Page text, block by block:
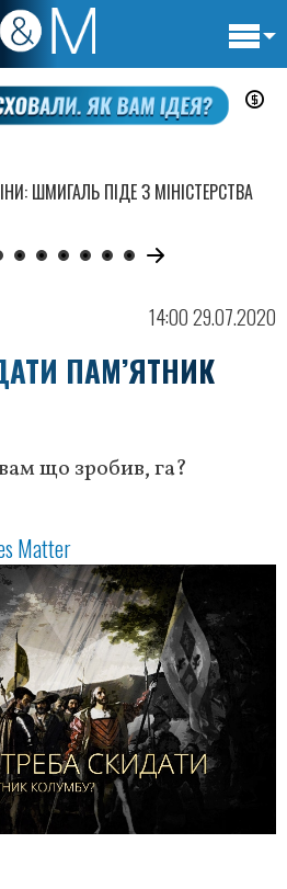
14:00 29.07.2020
ПАМ’ЯТНИК
що зробив, га?
Matter
ШМИГАЛЬ ПІДЕ З МІНІСТЕРСТВА